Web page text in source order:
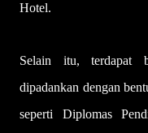
Hotel.
Selain itu, terdapat
dipadankan dengan
seperti Diplomas